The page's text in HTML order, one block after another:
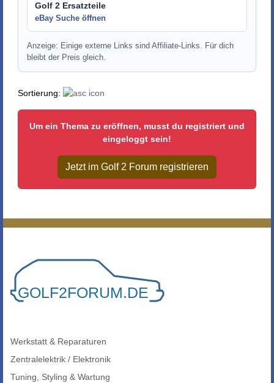
Golf 2 Ersatzteile
eBay Suche öffnen
Anzeige: Einige externe Links sind Affiliate-Links. Für dich
bleibt der Preis gleich.
Sortierung:
Um ein Thema zu eröffnen, musst du registriert und
eingeloggt sein!
Jetzt im Golf 2 Forum registrieren
Werkstatt & Reparaturen
Zentralelektrik / Elektronik
Tuning, Styling & Wartung